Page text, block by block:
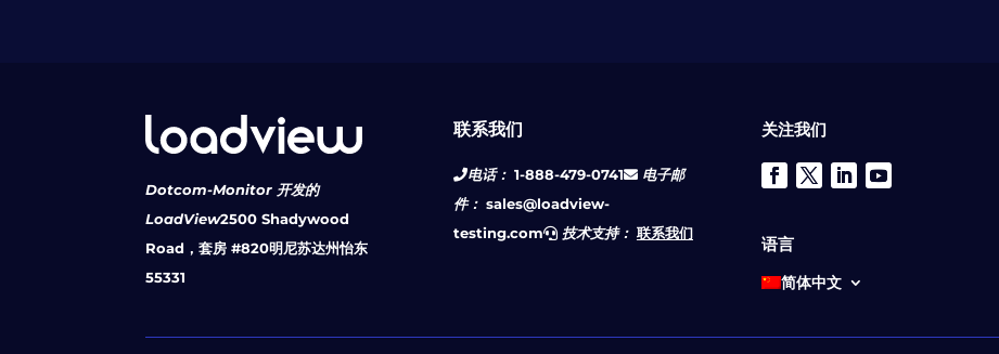
Dotcom-Monitor 开发的
LoadView2500 Shadywood
Road，套房 #820明尼苏达州怡东
55331
联系我们
电话： 1-888-479-0741
电子邮
件： sales@loadview-
testing.com
技术支持： 联系我们
关注我们
语言
简体中文